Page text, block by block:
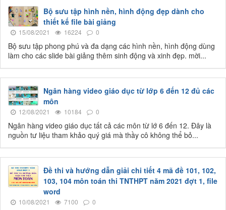
Bộ sưu tập hình nền, hình động đẹp dành cho
thiết kế file bài giảng
15/08/2021 16224 0
Bộ sưu tập phong phú và đa dạng các hình nền, hình động dùng
làm cho các slide bài giảng thêm sinh động và xinh đẹp. mời...
Ngân hàng video giáo dục từ lớp 6 đến 12 đủ các
môn
12/08/2021 10184 0
Ngân hàng video giáo dục tất cả các môn từ lớ 6 đến 12. Đây là
nguồn tư liệu tham khảo quý giá mà thầy cô không thể bỏ...
Đề thi và hướng dẫn giải chi tiết 4 mã đề 101, 102,
103, 104 môn toán thi TNTHPT năm 2021 đợt 1, file
word
10/08/2021 7100 0